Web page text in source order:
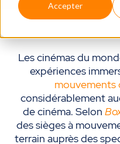
Accepter
Les cinémas du
expériences
mouvements
considérablement
de cinéma. Selon
des sièges à
terrain auprès des